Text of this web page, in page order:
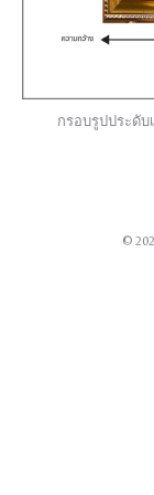
กรอบรูปประดับ
©